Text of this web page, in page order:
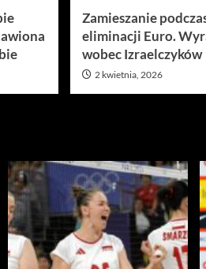
Zamieszanie
eliminacji Euro.
wobec Izraelczyków
2 kwietnia, 2026